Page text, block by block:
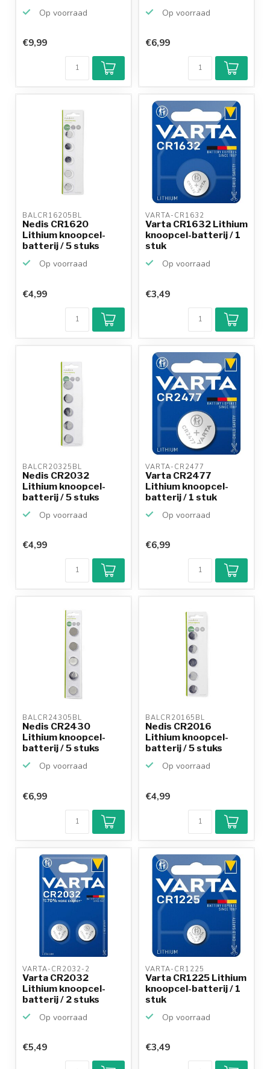
Op voorraad
€9,99
Op voorraad
9,2/10
Achteraf
betalen mogelijk
productkennis
€6,99
BALCR16205BL
Nedis CR1620
Lithium knoopcel-
batterij / 5 stuks
Op voorraad
€4,99
VARTA-CR1632
Varta CR1632 Lithium
knoopcel-batterij / 1
stuk
Op voorraad
€3,49
BALCR20325BL
Nedis CR2032
Lithium knoopcel-
batterij / 5 stuks
Op voorraad
€4,99
VARTA-CR2477
Varta CR2477
Lithium knoopcel-
batterij / 1 stuk
Op voorraad
€6,99
BALCR24305BL
Nedis CR2430
Lithium knoopcel-
batterij / 5 stuks
Op voorraad
€6,99
BALCR20165BL
Nedis CR2016
Lithium knoopcel-
batterij / 5 stuks
Op voorraad
€4,99
VARTA-CR2032-2
Varta CR2032
Lithium knoopcel-
batterij / 2 stuks
Op voorraad
€5,49
VARTA-CR1225
Varta CR1225 Lithium
knoopcel-batterij / 1
stuk
Op voorraad
€3,49